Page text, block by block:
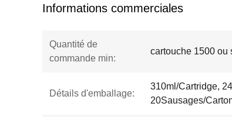
Informations commerciales
Quantité de
commande min:
cartouche 1500 ou
Détails d'emballage:
310ml/Cartridge,
20Sausages/